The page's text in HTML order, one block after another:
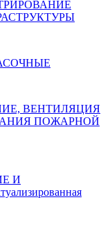
ВЕНТИЛЯЦИЯ
ПОЖАРНОЙ
И